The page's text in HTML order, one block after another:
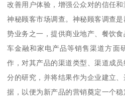
改善用户体验，增强公众对的信任
神秘顾客市场调查。神秘顾客调查
势业务之一，提供商业地产、餐饮
车金融和家电产品等销售渠道方面
作，对其产品的渠道类型、渠道成
分的研究，并将结果作为企业建立
据，以便为新产品的营销奠定一个